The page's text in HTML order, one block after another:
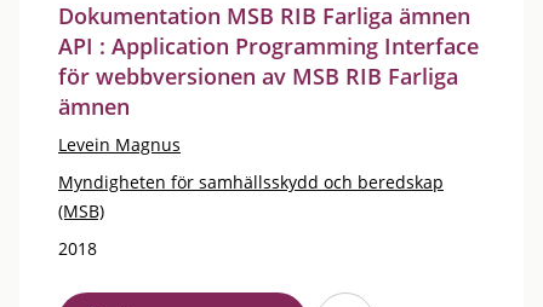
Dokumentation MSB RIB Farliga ämnen
API : Application Programming Interface
för webbversionen av MSB RIB Farliga
ämnen
Levein Magnus
Myndigheten för samhällsskydd och beredskap
(MSB)
2018